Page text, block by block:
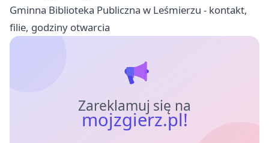
Gminna Biblioteka Publiczna w Leśmierzu - kontakt,
filie, godziny otwarcia
Zareklamuj się na
mojzgierz.pl!